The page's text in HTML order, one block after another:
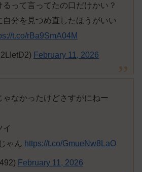
って言ってたの口だけかい？
自分を見つめ直したほうがいい
t.co/rBa9SmA04M
February 11, 2026
ゃなかったけどさすがにねー
イ
ゃん https://t.co/GmueNw8LaO
February 11, 2026